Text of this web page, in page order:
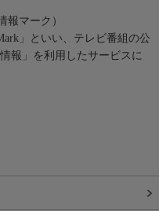
報マーク）
」といい、テレビ番組の公
報」を利用したサービスに